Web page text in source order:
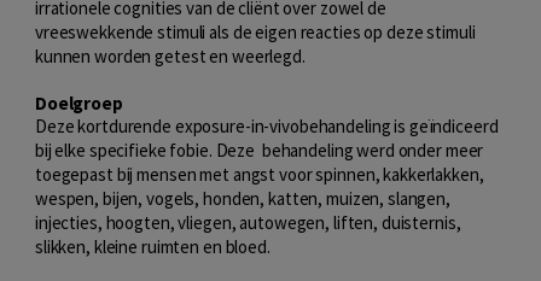
irrationele cognities van de cliënt over zowel de
vreeswekkende stimuli als de eigen reacties op deze stimuli
kunnen worden getest en weerlegd.
Doelgroep
Deze kortdurende exposure-in-vivobehandeling is geïndiceerd
bij elke specifieke fobie. Deze behandeling werd onder meer
toegepast bij mensen met angst voor spinnen, kakkerlakken,
wespen, bijen, vogels, honden, katten, muizen, slangen,
injecties, hoogten, vliegen, autowegen, liften, duisternis,
slikken, kleine ruimten en bloed.